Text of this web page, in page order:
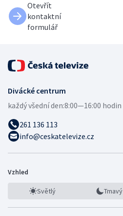
Otevřít
kontaktní
formulář
Divácké centrum
každý všední den:8:00—16:00 hodin
261 136 113
info@ceskatelevize.cz
Vzhled
Světlý Tmavý